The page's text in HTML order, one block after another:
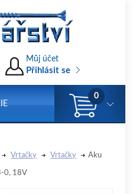
Můj účet
Přihlásit se
0
Vrtačky Vrtačky Aku
0, 18V